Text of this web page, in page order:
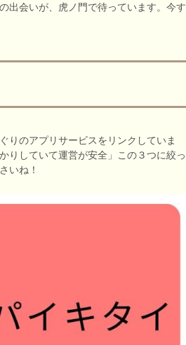
出会いが、虎ノ門で待っています。今す
りのアプリサービスをリンクしていま
りしていて運営が安全」この３つに絞っ
いね！